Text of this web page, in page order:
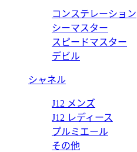
パコム》 H202910ZH01395
コンステレーション
シーマスター
スピードマスター
デビル
シャネル
J12 メンズ
J12 レディース
プルミエール
その他